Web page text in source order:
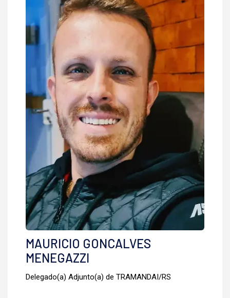
MAURICIO GONCALVES
MENEGAZZI
Delegado(a) Adjunto(a) de TRAMANDAI/RS